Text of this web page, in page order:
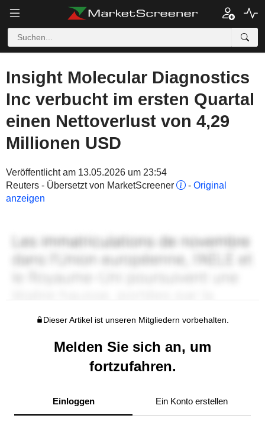
Insight Molecular Diagnostics
Inc verbucht im ersten Quartal
einen Nettoverlust von 4,29
Millionen USD
Veröffentlicht am 13.05.2026 um 23:54
Reuters - Übersetzt von MarketScreener
- Original
anzeigen
Dieser Artikel ist unseren Mitgliedern vorbehalten.
Melden Sie sich an, um
fortzufahren.
Einloggen Ein Konto erstellen